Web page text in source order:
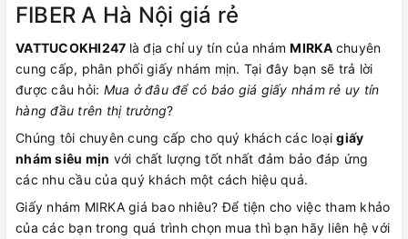
FIBER A Hà Nội giá rẻ
VATTUCOKHI247 là địa chỉ uy tín của nhámMIRKA chuyên
cung cấp, phân phối giấy nhám mịn. Tại đây bạn sẽ trả lời
được câu hỏi: Mua ở đâu để có báo giá giấy nhám rẻ uy tín
hàng đầu trên thị trường?
Chúng tôi chuyên cung cấp cho quý khách các loạigiấy
nhám siêu mịn với chất lượng tốt nhất đảm bảo đáp ứng
các nhu cầu của quý khách một cách hiệu quả.
Giấy nhám MIRKA giá bao nhiêu? Để tiện cho việc tham khảo
của các bạn trong quá trình chọn mua thì bạn hãy liên hệ với